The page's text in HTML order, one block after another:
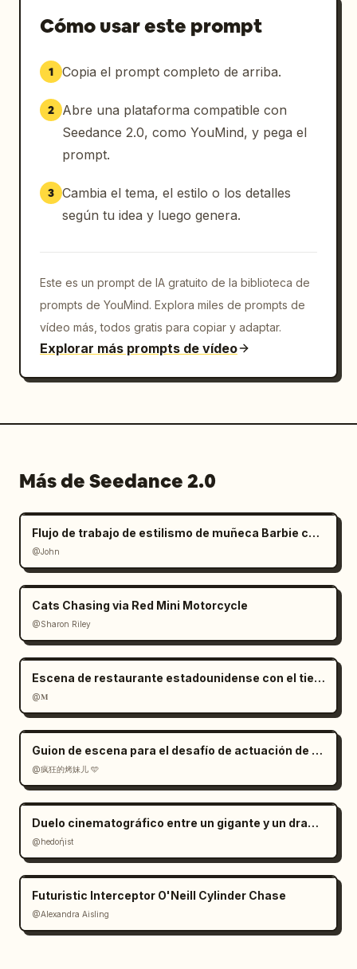
Cómo usar este prompt
1 Copia el prompt completo de arriba.
2
Abre una plataforma compatible con
Seedance 2.0, como YouMind, y pega el
prompt.
3 Cambia el tema, el estilo o los detalles
según tu idea y luego genera.
Este es un prompt de IA gratuito de la biblioteca de
prompts de YouMind. Explora miles de prompts de
vídeo más, todos gratis para copiar y adaptar.
Explorar más prompts de vídeo
Más de Seedance 2.0
Flujo de trabajo de estilismo de muñeca Barbie con manos gigantes
@John
Cats Chasing via Red Mini Motorcycle
@Sharon Riley
Escena de restaurante estadounidense con el tiempo congelado
@𝐌
Guion de escena para el desafío de actuación de cachorros con IA
@疯狂的烤妹儿 🩵
Duelo cinematográfico entre un gigante y un dragón
@hedoήist
Futuristic Interceptor O'Neill Cylinder Chase
@Alexandra Aisling